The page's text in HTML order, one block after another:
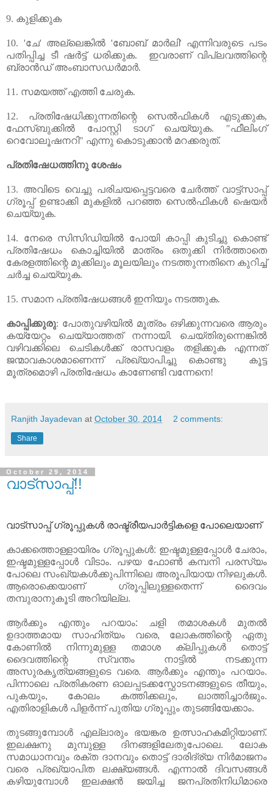
9. കുളിക്കുക
10. 'ചേ' അല്ലെങ്കില്‍ 'ബോബ് മാര്‍ലി' എന്നിവരുടെ പടം
പതിപ്പിച്ച ടീ ഷര്‍ട്ട്‌ ധരിക്കുക.  ഇവരാണ് വിപ്ലവത്തിന്റെ
ബ്രാന്‍ഡ് അംബാസഡര്‍മാര്‍.
11. സമയത്ത് എത്തി ചേരുക.
12. പ്രതിഷേധിക്കുന്നതിന്റെ സെല്‍ഫികള്‍ എടുക്കുക,
ഫേസ്ബുക്കില്‍ പോസ്റ്റി ടാഗ് ചെയ്യുക. "ഫീലിംഗ്
റെവോലൂഷനറി" എന്നു കൊടുക്കാന്‍ മറക്കരുത്.
പ്രതിഷേധത്തിനു ശേഷം
13. അവിടെ വെച്ചു പരിചയപ്പെട്ടവരെ ചേര്‍ത്ത് വാട്ട്സാപ്പ്
ഗ്രൂപ്പ് ഉണ്ടാക്കി മുകളില്‍ പറഞ്ഞ സെല്‍ഫികള്‍ ഷെയര്‍
ചെയ്യുക.
14. നേരെ സിസിഡിയില്‍ പോയി കാപ്പി കുടിച്ചു കൊണ്ട്
പ്രതിഷേധം കൊച്ചിയില്‍ മാത്രം ഒതുക്കി നിര്‍ത്താതെ
കേരളത്തിന്റെ മുക്കിലും മൂലയിലും നടത്തുന്നതിനെ കുറിച്ച്
ചര്‍ച്ച ചെയ്യുക.
15. സമാന പ്രതിഷേധങ്ങള്‍ ഇനിയും നടത്തുക.
കാപ്പിക്കുരു: പോതുവഴിയില്‍ മൂത്രം ഒഴിക്കുന്നവരെ ആരും
കയ്യേറ്റം ചെയ്യാത്തത് നന്നായി. ചെയ്തിരുന്നെങ്കില്‍
വഴിവക്കിലെ ചെടികള്‍ക്ക് രാസവളം തളിക്കുക എന്നത്
ജന്മാവകാശമാണെന്ന് പ്രഖ്യാപിച്ചു കൊണ്ടു  കൂട്ട
മൂത്രമൊഴി പ്രതിഷേധം കാണേണ്ടി വന്നേനെ!
Ranjith Jayadevan at October 30, 2014 2 comments:
Share
October 29, 2014
വാട്സാപ്പ്!!
വാട്സാപ്പ് ഗ്രൂപ്പുകൾ രാഷ്ട്രീയപാർട്ടികളെ പോലെയാണ്
കാക്കത്തൊള്ളായിരം ഗ്രൂപ്പുകൾ: ഇഷ്ടമുള്ളപ്പോൾ ചേരാം,
ഇഷ്ടമുള്ളപ്പോൾ വിടാം. പഴയ ഫോൺ കമ്പനി പരസ്യം
പോലെ സംഖ്യകൾക്കുപിന്നിലെ അരൂപിയായ നിഴലുകൾ.
ആരൊക്കെയാണ് ഗ്രൂപ്പിലുള്ളതെന്ന് ദൈവം
തമ്പുരാനുകൂടി അറിയില്ല.
ആർക്കും എന്തും പറയാം: ചളി തമാശകൾ മുതൽ
ഉദാത്തമായ സാഹിത്യം വരെ, ലോകത്തിന്റെ ഏതു
കോണിൽ നിന്നുമുള്ള തമാശ ക്ലിപ്പുകൾ തൊട്ട്
ദൈവത്തിന്റെ സ്വന്തം നാട്ടിൽ നടക്കുന്ന
അസുരകൃത്യങ്ങളുടെ വരെ. ആർക്കും എന്തും പറയാം.
പിന്നാലെ പ്രതികരണ ഓലപ്പടക്കസ്ഫോടനങ്ങളുടെ തീയും,
പുകയും, കോലം കത്തിക്കലും, ലാത്തിച്ചാർജും.
എതിരാളികൾ പിളർന്ന് പുതിയ ഗ്രൂപ്പും തുടങ്ങിയേക്കാം.
തുടങ്ങുമ്പോൾ എല്ലാരും ഭയങ്കര ഉത്സാഹകമിറ്റിയാണ്.
ഇലക്ഷനു മുമ്പുള്ള ദിനങ്ങളിലേതുപോലെ. ലോക
സമാധാനവും രക്ത ദാനവും തൊട്ട് ദാരിദ്ര്യ നിർമാജനം
വരെ പ്രഖ്യാപിത ലക്ഷ്യങ്ങൾ. എന്നാൽ ദിവസങ്ങൾ
കഴിയുമ്പോൾ ഇലക്ഷൻ ജയിച്ച ജനപ്രതിനിധിമാരെ